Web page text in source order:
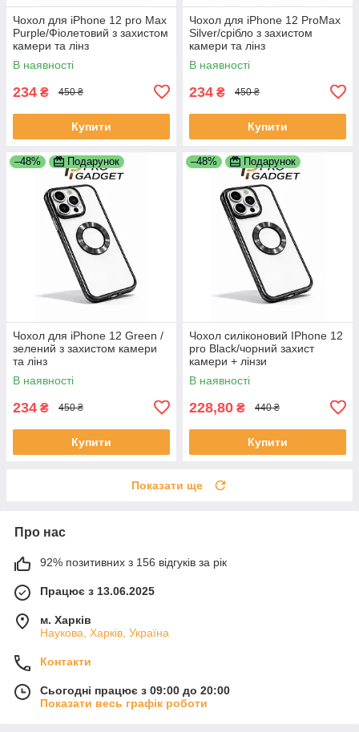
Чохол для iPhone 12 pro Max
Purple/Фіолетовий з захистом
камери та лінз
В наявності
234 ₴ 450 ₴
Купити
Чохол для iPhone 12 ProMax
Silver/срібло з захистом
камери та лінз
В наявності
234 ₴ 450 ₴
Купити
–48% Подарунок
Чохол для iPhone 12 Green /
зелений з захистом камери
та лінз
В наявності
234 ₴ 450 ₴
Купити
–48% Подарунок
Чохол силіконовий IPhone 12
pro Black/чорний захист
камери + лінзи
В наявності
228,80 ₴ 440 ₴
Купити
Показати ще
Про нас
92% позитивних з 156 відгуків за рік
Працює з 13.06.2025
м. Харків
Наукова, Харків, Україна
Контакти
Сьогодні працює з 09:00 до 20:00
Показати весь графік роботи